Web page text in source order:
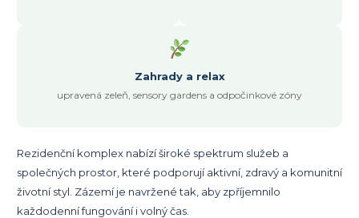
Zahrady a relax
upravená zeleň, sensory gardens a odpočinkové zóny
Rezidenční komplex nabízí široké spektrum služeb a
společných prostor, které podporují aktivní, zdravý a komunitní
životní styl. Zázemí je navržené tak, aby zpříjemnilo
každodenní fungování i volný čas.